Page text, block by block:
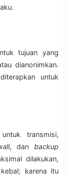
tujuan yang
dianonimkan.
untuk
untuk transmisi,
danbackup
dilakukan,
karena itu